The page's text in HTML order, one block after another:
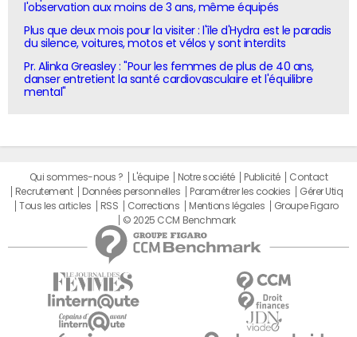
l'observation aux moins de 3 ans, même équipés
Plus que deux mois pour la visiter : l'île d'Hydra est le paradis
du silence, voitures, motos et vélos y sont interdits
Pr. Alinka Greasley : "Pour les femmes de plus de 40 ans,
danser entretient la santé cardiovasculaire et l'équilibre
mental"
Qui sommes-nous ? L'équipe Notre société Publicité
Contact
Recrutement
Données personnelles Paramétrer les cookies
Gérer Utiq
Tous les articles
RSS Corrections Mentions légales
Groupe Figaro
© 2025 CCM Benchmark